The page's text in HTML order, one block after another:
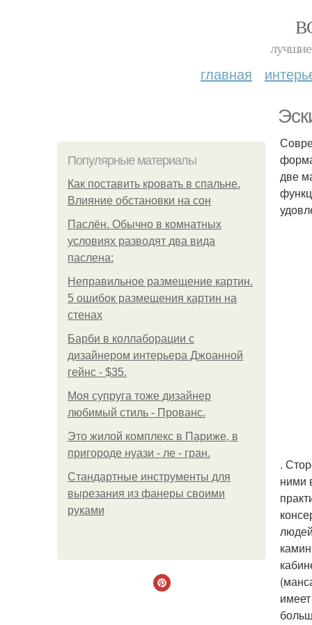
лучшие
главная
Популярные материалы
Как поставить кровать в спальне.
Влияние обстановки на сон
Паслён. Обычно в комнатных
условиях разводят два вида
паслена:
Неправильное размещение картин.
5 ошибок размещения картин на
стенах
Барби в коллаборации с
дизайнером интерьера Джоанной
гейнс - $35.
Моя супруга тоже дизайнер
любимый стиль - Прованс.
Это жилой комплекс в Париже, в
пригороде нуази - ле - гран.
Стандартные инструменты для
вырезания из фанеры своими
руками
две
.
ними